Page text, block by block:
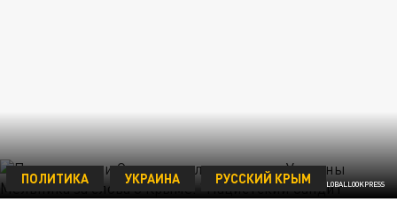
ФОТО: MICHAEL KAPPELER/DPA/GLOBALLOOKPRESS
ПОЛИТИКА УКРАИНА РУССКИЙ КРЫМ